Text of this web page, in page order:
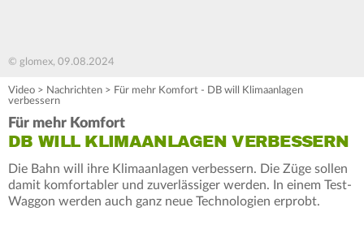
© glomex, 09.08.2024
Video > Nachrichten > Für mehr Komfort - DB will Klimaanlagen
verbessern
Für mehr Komfort
DB WILL KLIMAANLAGEN VERBESSERN
Die Bahn will ihre Klimaanlagen verbessern. Die Züge sollen
damit komfortabler und zuverlässiger werden. In einem Test-
Waggon werden auch ganz neue Technologien erprobt.